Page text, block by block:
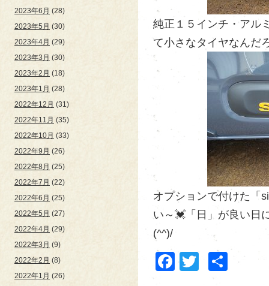
2023年6月 (28)
2023年5月 (30)
2023年4月 (29)
2023年3月 (30)
2023年2月 (18)
2023年1月 (28)
2022年12月 (31)
2022年11月 (35)
2022年10月 (33)
2022年9月 (26)
2022年8月 (25)
2022年7月 (22)
2022年6月 (25)
2022年5月 (27)
2022年4月 (29)
2022年3月 (9)
2022年2月 (8)
2022年1月 (26)
純正１５インチ・アル
て小さなタイヤなんだ
オプションで付けた「
い～💓「日」が良い日
(^^)/
Facebook
Twitter